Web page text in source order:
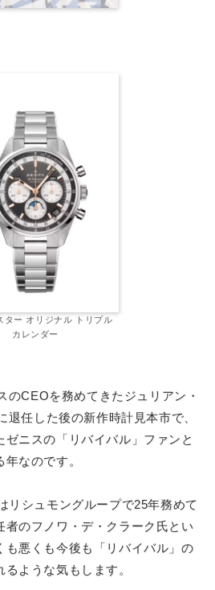
ター オリジナル トリプル
カレンダー
のCEOを務めてきたジュリアン・
退任した後の新作時計見本市で、
ゼニスの「リバイバル」ファンと
なのです。
リシュモングループで25年務めて
者のフノワ・デ・クラーク氏とい
も悪くも今後も「リバイバル」の
ような気もします。